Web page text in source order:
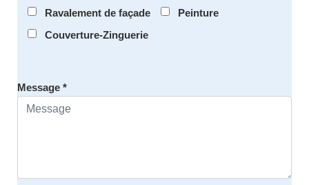
Ravalement de façade
Peinture
Couverture-Zinguerie
Message *